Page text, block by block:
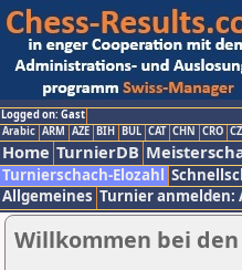
Logged on: Gast
Arabic ARM AZE BIH BUL CAT CHN CRO
Home TurnierDB
Turnierschach-Elozahl
Allgemeines Turnier anmelden:
Willkommen bei